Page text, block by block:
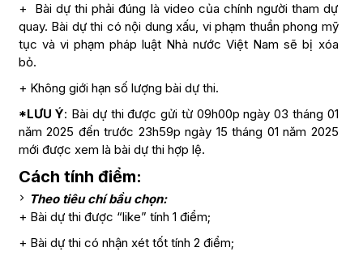
+ Bài dự thi phải đúng là video của chính người tham dự
quay. Bài dự thi có nội dung xấu, vi phạm thuần phong mỹ
tục và vi phạm pháp luật Nhà nước Việt Nam sẽ bị xóa
bỏ.
+ Không giới hạn số lượng bài dự thi.
*LƯU Ý: Bài dự thi được gửi từ 09h00p ngày 03 tháng 01
năm 2025 đến trước 23h59p ngày 15 tháng 01 năm 2025
mới được xem là bài dự thi hợp lệ.
Cách tính điểm:
Theo tiêu chí bầu chọn:
+ Bài dự thi được “like” tính 1 điểm;
+ Bài dự thi có nhận xét tốt tính 2 điểm;